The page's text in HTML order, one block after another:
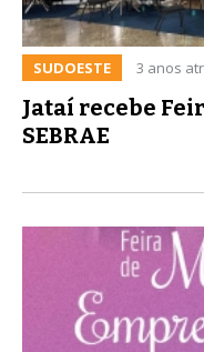
SUDOESTE 3 anos
Jataí recebe
SEBRAE